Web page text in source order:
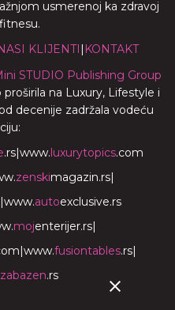
usmerenoj ka zdravoj
KLIJENTI | KONTAKT
STUDIO Publishing Group
na Luxury, Lifestyle i
decenije zadržala vodeću
.rs|www.luxurytopics.com
zenskimagazin.rs|
|www.autoexclusive.rs
mojenterijer.rs|
|www.fusiontables.rs|
.rs